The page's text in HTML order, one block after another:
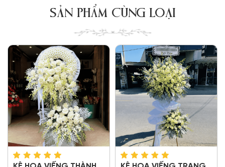
SẢN PHẨM CÙNG LOẠI